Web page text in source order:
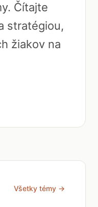
Čítajte
stratégiou,
žiakov na
Všetky témy →